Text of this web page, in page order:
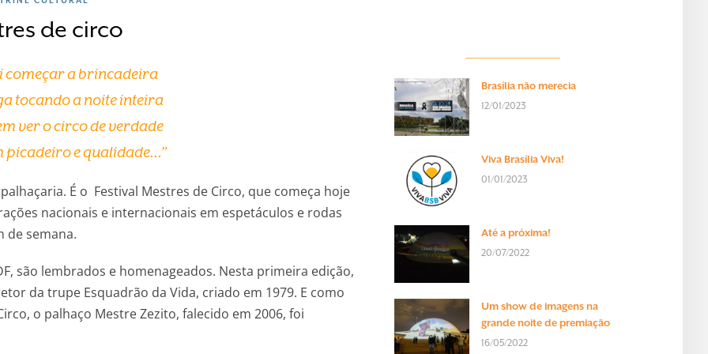
de circo
começar a brincadeira
tocando a noite inteira
ver o circo de verdade
picadeiro e qualidade…”
É o Festival Mestres de Circo, que começa hoje
nacionais e internacionais em espetáculos e rodas
de semana.
são lembrados e homenageados. Nesta primeira edição,
da trupe Esquadrão da Vida, criado em 1979. E como
o palhaço Mestre Zezito, falecido em 2006, foi
Brasília não merecia
12/01/2023
Viva Brasília Viva!
01/01/2023
Até a próxima!
20/07/2022
Um show de imagens na
grande noite de premiação
16/05/2022